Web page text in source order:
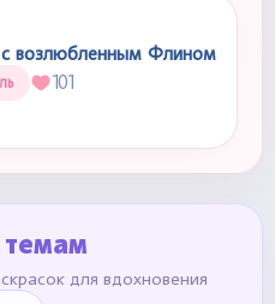
возлюбленным Флином
101
для вдохновения